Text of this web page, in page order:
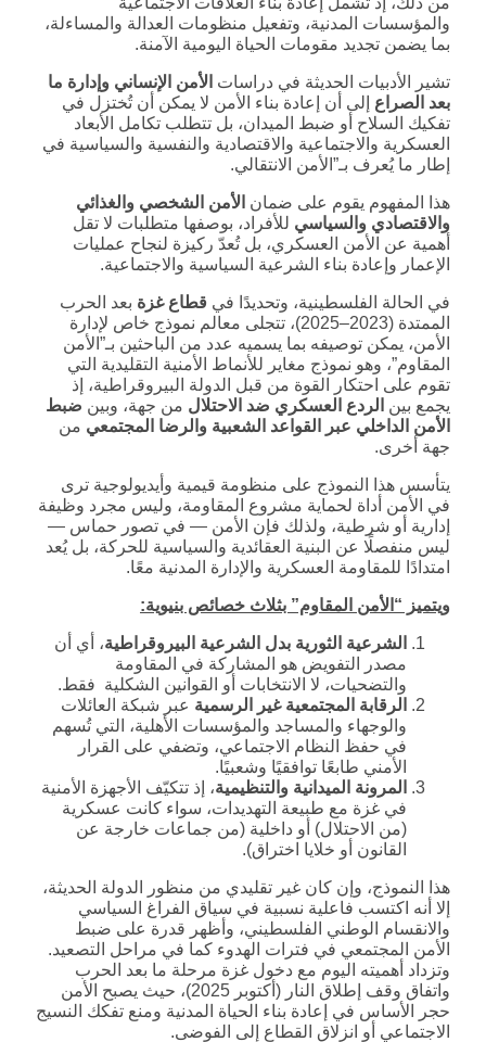
والمؤسسات المدنية، وتفعيل منظومات العدالة والمساءلة،
بما يضمن تجديد مقومات الحياة اليومية الآمنة.
تشير الأدبيات الحديثة في دراسات الأمن الإنساني وإدارة ما
بعد الصراع إلى أن إعادة بناء الأمن لا يمكن أن تُختزل في
تفكيك السلاح أو ضبط الميدان، بل تتطلب تكامل الأبعاد
العسكرية والاجتماعية والاقتصادية والنفسية والسياسية في
إطار ما يُعرف بـ”الأمن الانتقالي.
هذا المفهوم يقوم على ضمان الأمن الشخصي والغذائي
والاقتصادي والسياسي للأفراد، بوصفها متطلبات لا تقل
أهمية عن الأمن العسكري، بل تُعدّ ركيزة لنجاح عمليات
الإعمار وإعادة بناء الشرعية السياسية والاجتماعية.
في الحالة الفلسطينية، وتحديدًا في قطاع غزة بعد الحرب
الممتدة (2023–2025)، تتجلى معالم نموذج خاص لإدارة
الأمن، يمكن توصيفه بما يسميه عدد من الباحثين بـ”الأمن
المقاوم”، وهو نموذج مغاير للأنماط الأمنية التقليدية التي
تقوم على احتكار القوة من قبل الدولة البيروقراطية، إذ
يجمع بين الردع العسكري ضد الاحتلال من جهة، وبين ضبط
الأمن الداخلي عبر القواعد الشعبية والرضا المجتمعي من
جهة أخرى.
يتأسس هذا النموذج على منظومة قيمية وأيديولوجية ترى
في الأمن أداة لحماية مشروع المقاومة، وليس مجرد وظيفة
إدارية أو شرطية، ولذلك فإن الأمن — في تصور حماس —
ليس منفصلًا عن البنية العقائدية والسياسية للحركة، بل يُعد
امتدادًا للمقاومة العسكرية والإدارة المدنية معًا.
ويتميز “الأمن المقاوم” بثلاث خصائص بنيوية:
الشرعية الثورية بدل الشرعية البيروقراطية، أي أن
مصدر التفويض هو المشاركة في المقاومة
والتضحيات، لا الانتخابات أو القوانين الشكلية فقط.
الرقابة المجتمعية غير الرسمية عبر شبكة العائلات
والوجهاء والمساجد والمؤسسات الأهلية، التي تُسهم
في حفظ النظام الاجتماعي، وتضفي على القرار
الأمني طابعًا توافقيًا وشعبيًا.
المرونة الميدانية والتنظيمية، إذ تتكيّف الأجهزة الأمنية
في غزة مع طبيعة التهديدات، سواء كانت عسكرية
(من الاحتلال) أو داخلية (من جماعات خارجة عن
القانون أو خلايا اختراق).
هذا النموذج، وإن كان غير تقليدي من منظور الدولة الحديثة،
إلا أنه اكتسب فاعلية نسبية في سياق الفراغ السياسي
والانقسام الوطني الفلسطيني، وأظهر قدرة على ضبط
الأمن المجتمعي في فترات الهدوء كما في مراحل التصعيد.
وتزداد أهميته اليوم مع دخول غزة مرحلة ما بعد الحرب
واتفاق وقف إطلاق النار (أكتوبر 2025)، حيث يصبح الأمن
حجر الأساس في إعادة بناء الحياة المدنية ومنع تفكك النسيج
الاجتماعي أو انزلاق القطاع إلى الفوضى.